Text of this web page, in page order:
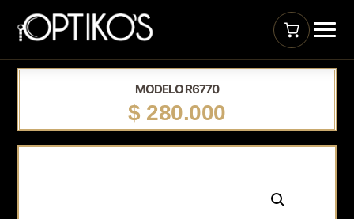
MODELO R6770
$ 280.000